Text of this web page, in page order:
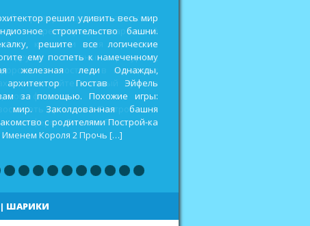
привередливых заказчиков и
на реставрацию старенькой
кладовки для хранения
других полезных ресурсов,
дорожки и мостики в городских
и выиграйте главный приз в
фестивале. Похожие игры:
дракона 2 Построй-ка 4.
ферма. Викинги Повелитель
| ШАРИКИ